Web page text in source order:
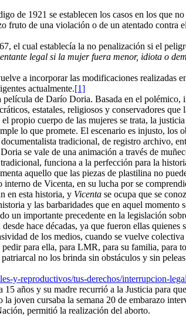
de 1921 se establecen los casos en los que
fruto de una violación o de un atentado contra
el cual establecía la no penalización si el
legal si la mujer fuera menor, idiota o
a incorporar las modificaciones realizadas
actualmente.[1]
película de Darío Doria. Basada en el
estatales, religiosos y conservadores
propio cuerpo de las mujeres se trata, la
lo que promete. El escenario es injusto, los
tradicional, de registro archivo,
se vale de una animación a través de
funciona a la perfección para la
aquello que las piezas de plastilina no
de Vicenta, en su lucha por se
en esta historia, y Vicenta se ocupa que se
y las barbaridades que en aquel momento
un importante precedente en la legislación
hace décadas, ya que fueron ellas
de los medios, cuando se vuelve
para ella, para LMR, para su familia, para
no los brinda sin obstáculos y sin
y-reproductivos/tus-derechos/interrupcion-
años y su madre recurrió a la Justicia para
joven cursaba la semana 20 de embarazo
permitió la realización del aborto.